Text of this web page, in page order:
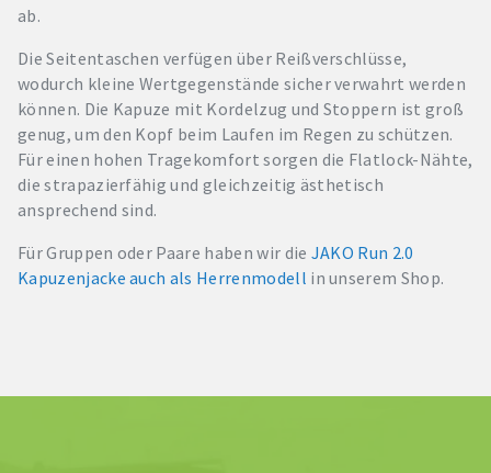
ab.
Die Seitentaschen verfügen über Reißverschlüsse,
wodurch kleine Wertgegenstände sicher verwahrt werden
können. Die Kapuze mit Kordelzug und Stoppern ist groß
genug, um den Kopf beim Laufen im Regen zu schützen.
Für einen hohen Tragekomfort sorgen die Flatlock-Nähte,
die strapazierfähig und gleichzeitig ästhetisch
ansprechend sind.
Für Gruppen oder Paare haben wir die JAKO Run 2.0
Kapuzenjacke auch als Herrenmodell in unserem Shop.